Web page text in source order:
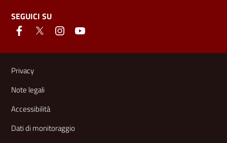
SEGUICI SU
Link e informazioni utili
Privacy
Note legali
Accessibilità
Dati di monitoraggio